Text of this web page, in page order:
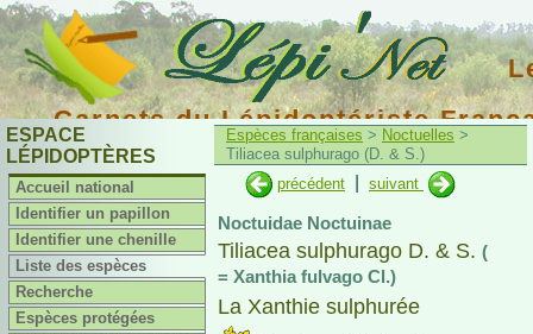
Carnets du Lépidoptériste
ESPACE
LÉPIDOPTÈRES
Accueil national
Identifier un papillon
Identifier une chenille
Liste des espèces
Recherche
Espèces protégées
Espèces françaises > Noctuelles >
Tiliacea sulphurago (D. & S.)
précédent
suivant
Noctuidae Noctuinae
Tiliacea sulphurago D. & S. (
= Xanthia fulvago Cl.)
La Xanthie sulphurée